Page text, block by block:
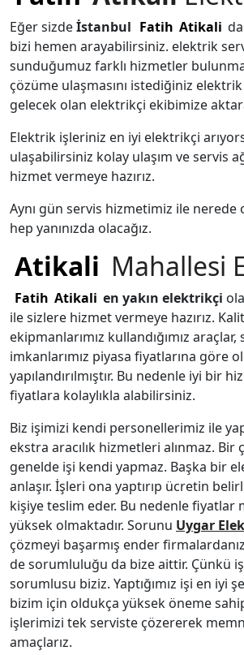
Eğer sizdeİstanbul Fatih Atikali
bizi hemen arayabilirsiniz. elektrik
sunduğumuz farklı hizmetler
çözüme ulaşmasını istediğiniz elektrik
gelecek olan elektrikçi ekibimize
Elektrik işleriniz en iyi elektrikçi
ulaşabilirsiniz kolay ulaşım ve servis
hizmet vermeye hazırız.
Aynı gün servis hizmetimiz ile nerede
hep yanınızda olacağız.
Atikali Mahallesi
Fatih Atikali en yakın elektrikçi
ile sizlere hizmet vermeye hazırız.
ekipmanlarımız kullandığımız araçlar,
imkanlarımız piyasa fiyatlarına göre
yapılandırılmıştır. Bu nedenle iyi bir
fiyatlara kolaylıkla alabilirsiniz.
Biz işimizi kendi personellerimiz ile
ekstra aracılık hizmetleri alınmaz. Bir
genelde işi kendi yapmaz. Başka bir
anlaşır. İşleri ona yaptırıp ücretin
kişiye teslim eder. Bu nedenle fiyatlar
yüksek olmaktadır. Sorunu Uygar
çözmeyi başarmış ender
de sorumluluğu da bize aittir. Çünkü
sorumlusu biziz. Yaptığımız işi en iyi
bizim için oldukça yüksek öneme
işlerimizi tek serviste çözererek
amaçlarız.